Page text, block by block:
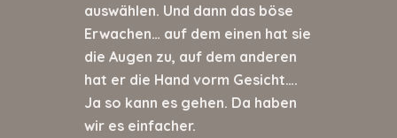
auswählen. Und dann das böse
Erwachen… auf dem einen hat sie
die Augen zu, auf dem anderen
hat er die Hand vorm Gesicht….
Ja so kann es gehen. Da haben
wir es einfacher.